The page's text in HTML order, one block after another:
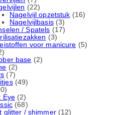
(22)
Nagelvijl opzetstuk (16)
Nagelvijlbasis (3)
/ Spatels (17)
(3)
voor manicure (5)
basе (2)
(2)
(7)
(49)
Eye (2)
(68)
glitter / shimmer (12)